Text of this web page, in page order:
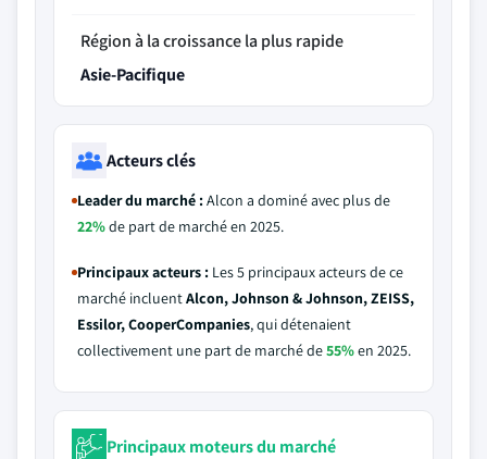
Région à la croissance la plus rapide
Asie-Pacifique
Acteurs clés
Leader du marché :Alcon a dominé avec plus de
22%de part de marché en 2025.
Principaux acteurs : Les 5 principaux acteurs de ce
marché incluentAlcon, Johnson & Johnson, ZEISS,
Essilor, CooperCompanies, qui détenaient
collectivement une part de marché de55%en 2025.
Principaux moteurs du marché